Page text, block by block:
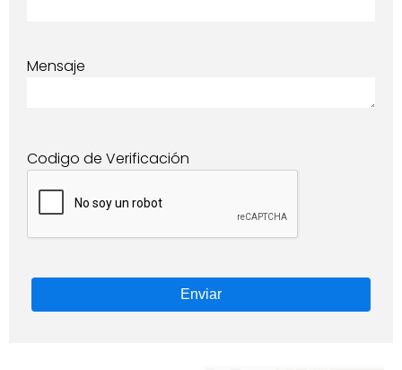
Mensaje
Codigo de Verificación
Enviar